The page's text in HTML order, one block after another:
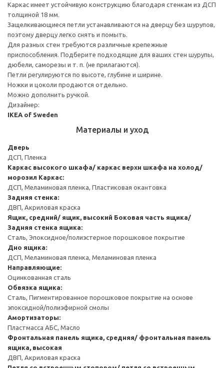
Каркас имеет устойчивую конструкцию благодаря стенкам из ДСП
толщиной 18 мм.
Защелкивающиеся петли устанавливаются на дверцу без шурупов,
поэтому дверцу легко снять и помыть.
Для разных стен требуются различные крепежные
приспособления. Подберите подходящие для ваших стен шурупы,
дюбели, саморезы и т. п. (не прилагаются).
Петли регулируются по высоте, глубине и ширине.
Ножки и цоколи продаются отдельно.
Можно дополнить ручкой.
Дизайнер:
IKEA of Sweden
Материалы и уход
Дверь
ДСП, Пленка
Каркас высокого шкафа/ каркас верхн шкафа на холод/
морозил Каркас:
ДСП, Меламиновая пленка, Пластиковая окантовка
Задняя стенка:
ДВП, Акриловая краска
Ящик, средний/ ящик, высокий Боковая часть ящика/
Задняя стенка ящика:
Сталь, Эпоксидное/полиэстерное порошковое покрытие
Дно ящика:
ДСП, Меламиновая пленка, Меламиновая пленка
Направляющие:
Оцинкованная сталь
Обвязка ящика:
Сталь, Пигментированное порошковое покрытие на основе
эпоксидной/полиэфирной смолы
Амортизаторы:
Пластмасса АБС, Масло
Фронтальная панель ящика, средняя/ фронтальная панель
ящика, высокая
ДВП, Акриловая краска